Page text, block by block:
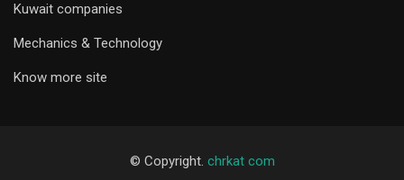
Kuwait companies
Mechanics & Technology
Know more site
© Copyright. chrkat com